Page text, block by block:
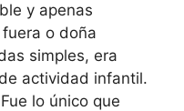
y apenas
o doña
simples, era
actividad infantil.
lo único que